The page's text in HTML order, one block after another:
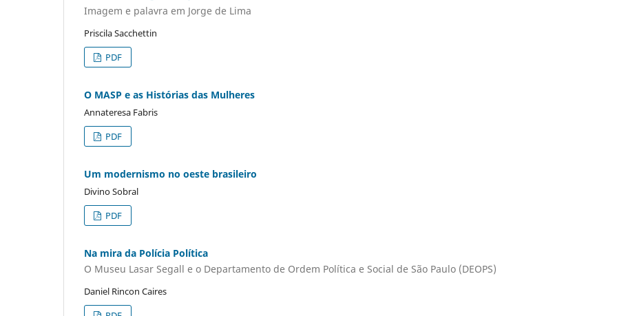
Imagem e palavra em Jorge de Lima
Priscila Sacchettin
PDF
O MASP e as Histórias das Mulheres
Annateresa Fabris
PDF
Um modernismo no oeste brasileiro
Divino Sobral
PDF
Na mira da Polícia Política
O Museu Lasar Segall e o Departamento de Ordem Política e Social de São Paulo (DEOPS)
Daniel Rincon Caires